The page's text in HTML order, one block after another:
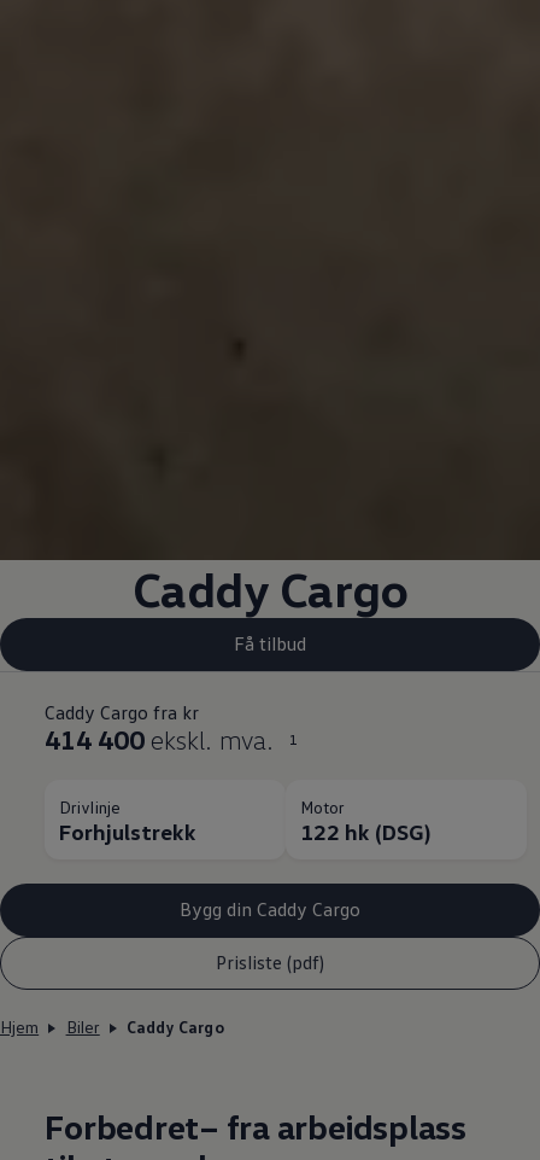
Caddy Cargo
Få tilbud
Caddy Cargo fra kr
414 400 ekskl. mva. 1
Drivlinje
Forhjulstrekk
Motor
122 hk (DSG)
Bygg din Caddy Cargo
Prisliste (pdf)
Hjem Biler Caddy Cargo
Forbedret– fra arbeidsplass